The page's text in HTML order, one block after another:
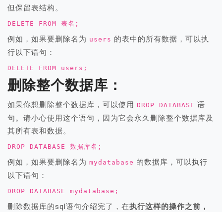
但保留表结构。
DELETE FROM 表名;
例如，如果要删除名为 users 的表中的所有数据，可以执
行以下语句：
DELETE FROM users;
删除整个数据库：
如果你想删除整个数据库，可以使用 DROP DATABASE 语
句。请小心使用这个语句，因为它会永久删除整个数据库及
其所有表和数据。
DROP DATABASE 数据库名;
例如，如果要删除名为 mydatabase 的数据库，可以执行
以下语句：
DROP DATABASE mydatabase;
删除数据库的sql语句介绍完了，在执行这样的操作之前，